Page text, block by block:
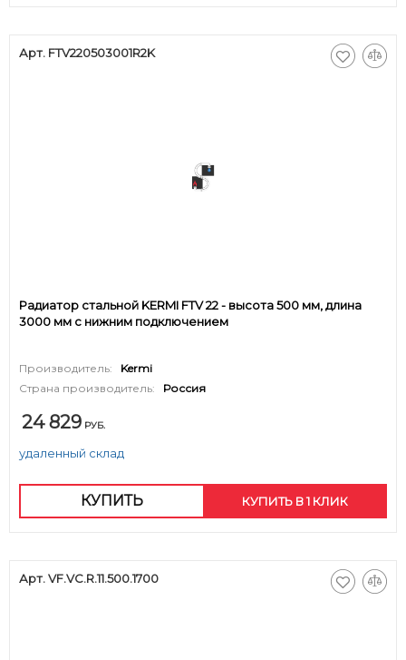
Арт. FTV220503001R2K
Радиатор стальной KERMI FTV 22 - высота 500 мм, длина
3000 мм с нижним подключением
Производитель:
Kermi
Страна производитель:
Россия
24 829 РУБ.
удаленный склад
КУПИТЬ КУПИТЬ В 1 КЛИК
Арт. VF.VC.R.11.500.1700